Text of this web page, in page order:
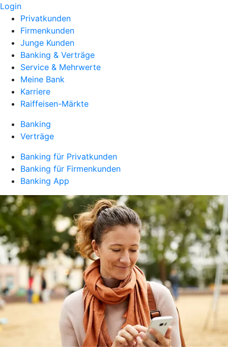
Login
Privatkunden
Firmenkunden
Junge Kunden
Banking & Verträge
Service & Mehrwerte
Meine Bank
Karriere
Raiffeisen-Märkte
Banking
Verträge
Banking für Privatkunden
Banking für Firmenkunden
Banking App